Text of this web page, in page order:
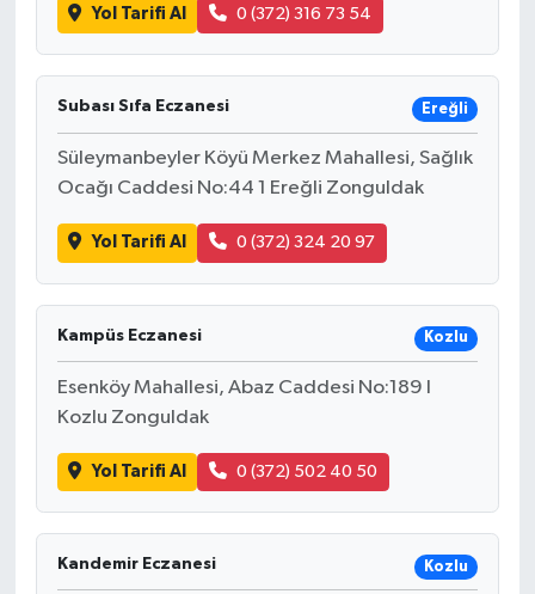
Yol Tarifi Al 0 (372) 316 73 54
Subası Sıfa Eczanesi Ereğli
Süleymanbeyler Köyü Merkez Mahallesi, Sağlık
Ocağı Caddesi No:44 1 Ereğli Zonguldak
Yol Tarifi Al 0 (372) 324 20 97
Kampüs Eczanesi Kozlu
Esenköy Mahallesi, Abaz Caddesi No:189 I
Kozlu Zonguldak
Yol Tarifi Al 0 (372) 502 40 50
Kandemir Eczanesi Kozlu